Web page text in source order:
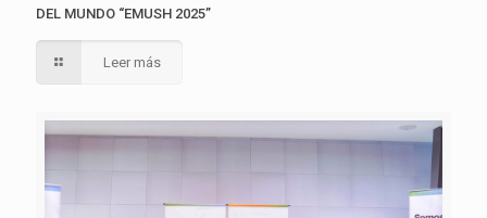
DEL MUNDO “EMUSH 2025”
Leer más